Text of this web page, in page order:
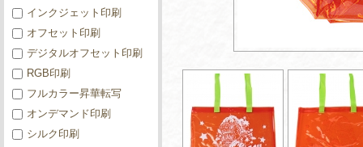
インクジェット印刷
オフセット印刷
デジタルオフセット印刷
RGB印刷
フルカラー昇華転写
オンデマンド印刷
シルク印刷